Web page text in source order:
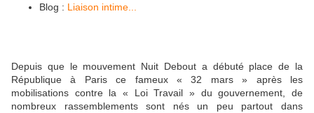
Blog : Liaison intime...
Depuis que le mouvement Nuit Debout a débuté place de la
République à Paris ce fameux « 32 mars » après les
mobilisations contre la « Loi Travail » du gouvernement, de
nombreux rassemblements sont nés un peu partout dans